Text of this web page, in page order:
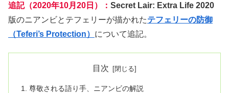
追記（2020年10月20日）： Secret Lair: Extra Life 2020
版のニアンビとテフェリーが描かれたテフェリーの防御
（Teferi’s Protection） について追記。
目次
尊敬される語り手、ニアンビの解説